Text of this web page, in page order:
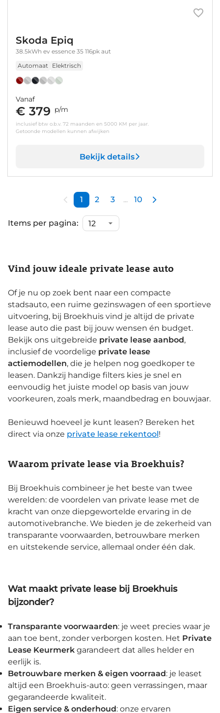
Skoda Epiq
38.5kWh ev essence 35 116pk aut
Automaat Elektrisch
Vanaf
€ 379 p/m
inclusief btw o.b.v. 72 maanden en 5000 KM per jaar.
Getoonde modellen kunnen afwijken
Bekijk details
1 2 3 ... 10
Items per pagina:
Vind jouw ideale private lease auto
Of je nu op zoek bent naar een compacte
stadsauto, een ruime gezinswagen of een sportieve
uitvoering, bij Broekhuis vind je altijd de private
lease auto die past bij jouw wensen én budget.
Bekijk ons uitgebreide private lease aanbod,
inclusief de voordelige private lease
actiemodellen, die je helpen nog goedkoper te
leasen. Dankzij handige filters kies je snel en
eenvoudig het juiste model op basis van jouw
voorkeuren, zoals merk, maandbedrag en bouwjaar.
Benieuwd hoeveel je kunt leasen? Bereken het
direct via onze private lease rekentool!
Waarom private lease via Broekhuis?
Bij Broekhuis combineer je het beste van twee
werelden: de voordelen van private lease met de
kracht van onze diepgewortelde ervaring in de
automotivebranche. We bieden je de zekerheid van
transparante voorwaarden, betrouwbare merken
en uitstekende service, allemaal onder één dak.
Wat maakt private lease bij Broekhuis
bijzonder?
Transparante voorwaarden: je weet precies waar je
aan toe bent, zonder verborgen kosten. Het Private
Lease Keurmerk garandeert dat alles helder en
eerlijk is.
Betrouwbare merken & eigen voorraad: je leaset
altijd een Broekhuis-auto: geen verrassingen, maar
gegarandeerde kwaliteit.
Eigen service & onderhoud: onze ervaren